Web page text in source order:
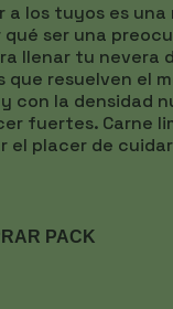
a los tuyos es
ser una
llenar tu nevera
que resuelven el
y con la densidad
fuertes. Carne
el placer de
PACK